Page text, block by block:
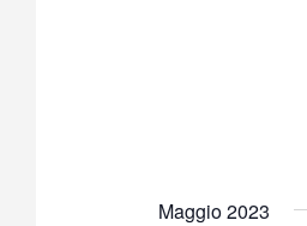
Maggio 2023